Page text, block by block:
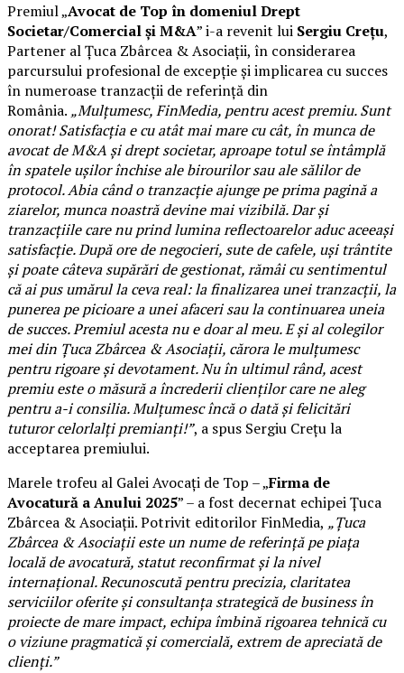
Premiul „Avocat de Top în domeniul Drept
Societar/Comercial și M&A” i-a revenit lui Sergiu Crețu,
Partener al Țuca Zbârcea & Asociații, în considerarea
parcursului profesional de excepție și implicarea cu succes
în numeroase tranzacții de referință din
România. „Mulțumesc, FinMedia, pentru acest premiu. Sunt
onorat! Satisfacția e cu atât mai mare cu cât, în munca de
avocat de M&A și drept societar, aproape totul se întâmplă
în spatele ușilor închise ale birourilor sau ale sălilor de
protocol. Abia când o tranzacție ajunge pe prima pagină a
ziarelor, munca noastră devine mai vizibilă. Dar și
tranzacțiile care nu prind lumina reflectoarelor aduc aceeași
satisfacție. După ore de negocieri, sute de cafele, uși trântite
și poate câteva supărări de gestionat, rămâi cu sentimentul
că ai pus umărul la ceva real: la finalizarea unei tranzacții, la
punerea pe picioare a unei afaceri sau la continuarea uneia
de succes. Premiul acesta nu e doar al meu. E și al colegilor
mei din Țuca Zbârcea & Asociații, cărora le mulțumesc
pentru rigoare și devotament. Nu în ultimul rând, acest
premiu este o măsură a încrederii clienților care ne aleg
pentru a-i consilia. Mulțumesc încă o dată și felicitări
tuturor celorlalți premianți!”, a spus Sergiu Crețu la
acceptarea premiului.
Marele trofeu al Galei Avocați de Top – „Firma de
Avocatură a Anului 2025” – a fost decernat echipei Țuca
Zbârcea & Asociații. Potrivit editorilor FinMedia, „Țuca
Zbârcea & Asociații este un nume de referință pe piața
locală de avocatură, statut reconfirmat și la nivel
internațional. Recunoscută pentru precizia, claritatea
serviciilor oferite și consultanța strategică de business în
proiecte de mare impact, echipa îmbină rigoarea tehnică cu
o viziune pragmatică și comercială, extrem de apreciată de
clienți.”